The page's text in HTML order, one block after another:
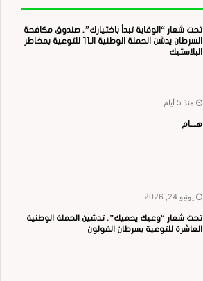
تحت شعار “الوقاية تبدأ باختيارك”.. صندوق مكافحة
السرطان يدشن الحملة الوطنية الـ11 للتوعية بمخاطر
البلاستيك
منذ 5 أيام
هــــام
يونيو 24, 2026
تحت شعار “وعيك يحميك”.. تدشين الحملة الوطنية
العاشرة للتوعية بسرطان القولون